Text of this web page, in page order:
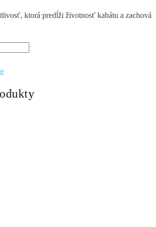
ktorá predĺži životnosť kabátu a zachová